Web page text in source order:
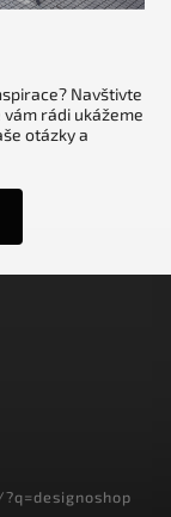
Navštivte
rádi ukážeme
otázky a